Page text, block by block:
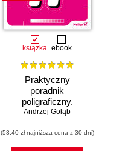
książka ebook
Praktyczny
poradnik
poligraficzny.
Procesy
Andrzej Gołąb
(53,40 zł najniższa cena z 30 dni)